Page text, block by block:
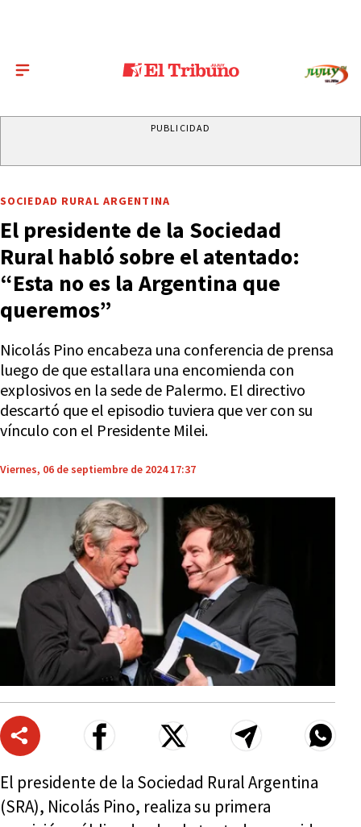
PUBLICIDAD
SOCIEDAD RURAL ARGENTINA
El presidente de la Sociedad
Rural habló sobre el atentado:
“Esta no es la Argentina que
queremos”
Nicolás Pino encabeza una conferencia de prensa
luego de que estallara una encomienda con
explosivos en la sede de Palermo. El directivo
descartó que el episodio tuviera que ver con su
vínculo con el Presidente Milei.
Viernes, 06 de septiembre de 2024 17:37
El presidente de la Sociedad Rural Argentina
(SRA), Nicolás Pino, realiza su primera